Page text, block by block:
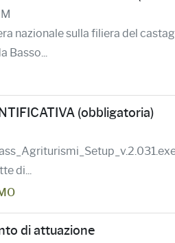
nazionale sulla filiera del
Basso...
(obbligatoria)
di...
di attuazione